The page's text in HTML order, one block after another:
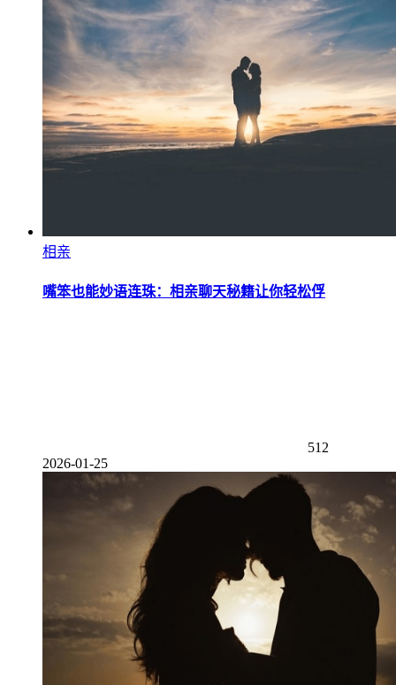
相亲
嘴笨也能妙语连珠：相亲聊天秘籍让你轻松俘
512
2026-01-25